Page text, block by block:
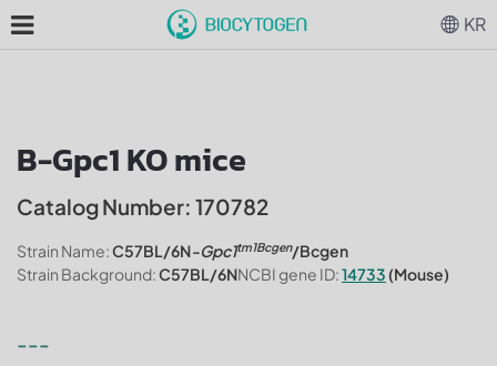
B-Gpc1 KO mice
Catalog Number: 170782
Strain Name:C57BL/6N-Gpc1tm1Bcgen/Bcgen
Strain Background:C57BL/6NNCBI gene ID:14733 (Mouse)
---
KR